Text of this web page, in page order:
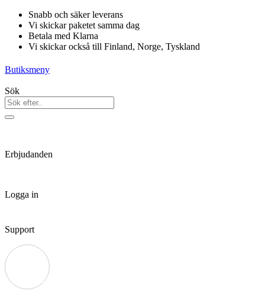
Hoppa
innehåll
Snabb och säker leverans
Vi skickar paketet samma dag
Betala med Klarna
Vi skickar också till Finland, Norge, Tyskland
Butiksmeny
Sök
Erbjudanden
Logga in
Support